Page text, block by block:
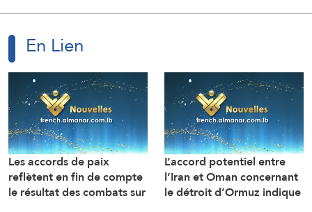
En Lien
Les accords de paix
reflètent en fin de compte
le résultat des combats sur
L’accord potentiel entre
l’Iran et Oman concernant
le détroit d’Ormuz indique